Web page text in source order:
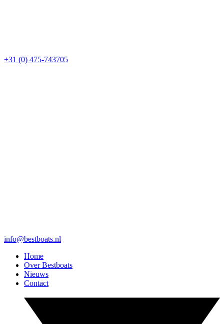
+31 (0) 475-743705
info@bestboats.nl
Home
Over Bestboats
Nieuws
Contact